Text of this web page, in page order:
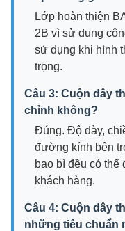
Lớp hoàn thiện
2B vì sử dụng
sử dụng khi hình
trọng.
Câu 3: Cuộn dây
chỉnh không?
Đúng. Độ dày,
đường kính bên
bao bì đều có thể
khách hàng.
Câu 4: Cuộn dây
những tiêu chuẩn